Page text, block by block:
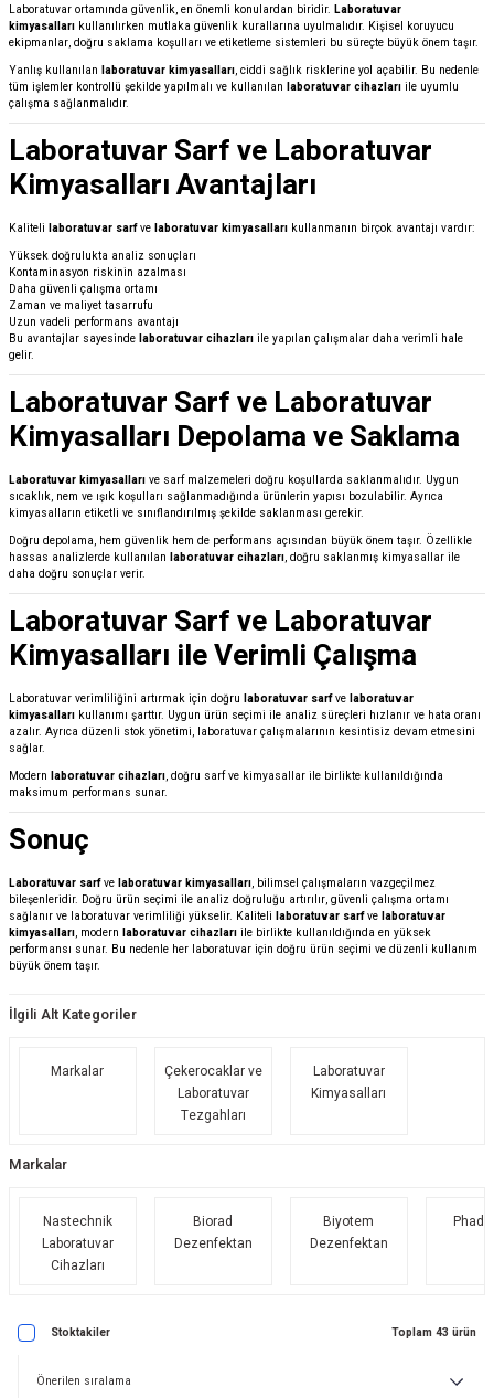
Laboratuvar ortamında güvenlik, en önemli konulardan biridir. Laboratuvar
kimyasalları kullanılırken mutlaka güvenlik kurallarına uyulmalıdır. Kişisel koruyucu
ekipmanlar, doğru saklama koşulları ve etiketleme sistemleri bu süreçte büyük önem taşır.
Yanlış kullanılan laboratuvar kimyasalları, ciddi sağlık risklerine yol açabilir. Bu nedenle
tüm işlemler kontrollü şekilde yapılmalı ve kullanılan laboratuvar cihazları ile uyumlu
çalışma sağlanmalıdır.
Laboratuvar Sarf ve Laboratuvar
Kimyasalları Avantajları
Kaliteli laboratuvar sarfve laboratuvar kimyasalları kullanmanın birçok avantajı vardır:
Yüksek doğrulukta analiz sonuçları
Kontaminasyon riskinin azalması
Daha güvenli çalışma ortamı
Zaman ve maliyet tasarrufu
Uzun vadeli performans avantajı
Bu avantajlar sayesinde laboratuvar cihazları ile yapılan çalışmalar daha verimli hale
gelir.
Laboratuvar Sarf ve Laboratuvar
Kimyasalları Depolama ve Saklama
Laboratuvar kimyasalları ve sarf malzemeleri doğru koşullarda saklanmalıdır. Uygun
sıcaklık, nem ve ışık koşulları sağlanmadığında ürünlerin yapısı bozulabilir. Ayrıca
kimyasalların etiketli ve sınıflandırılmış şekilde saklanması gerekir.
Doğru depolama, hem güvenlik hem de performans açısından büyük önem taşır. Özellikle
hassas analizlerde kullanılan laboratuvar cihazları, doğru saklanmış kimyasallar ile
daha doğru sonuçlar verir.
Laboratuvar Sarf ve Laboratuvar
Kimyasalları ile Verimli Çalışma
Laboratuvar verimliliğini artırmak için doğru laboratuvar sarfve laboratuvar
kimyasalları kullanımı şarttır. Uygun ürün seçimi ile analiz süreçleri hızlanır ve hata oranı
azalır. Ayrıca düzenli stok yönetimi, laboratuvar çalışmalarının kesintisiz devam etmesini
sağlar.
Modern laboratuvar cihazları, doğru sarf ve kimyasallar ile birlikte kullanıldığında
maksimum performans sunar.
Sonuç
Laboratuvar sarfve laboratuvar kimyasalları, bilimsel çalışmaların vazgeçilmez
bileşenleridir. Doğru ürün seçimi ile analiz doğruluğu artırılır, güvenli çalışma ortamı
sağlanır ve laboratuvar verimliliği yükselir. Kaliteli laboratuvar sarfve laboratuvar
kimyasalları, modern laboratuvar cihazları ile birlikte kullanıldığında en yüksek
performansı sunar. Bu nedenle her laboratuvar için doğru ürün seçimi ve düzenli kullanım
büyük önem taşır.
İlgili Alt Kategoriler
Markalar
Çekerocaklar ve
Laboratuvar
Tezgahları
Laboratuvar
Kimyasalları
Markalar
Nastechnik
Laboratuvar
Cihazları
Biorad
Dezenfektan
Biyotem
Dezenfektan
Stoktakiler Toplam 43 ürün